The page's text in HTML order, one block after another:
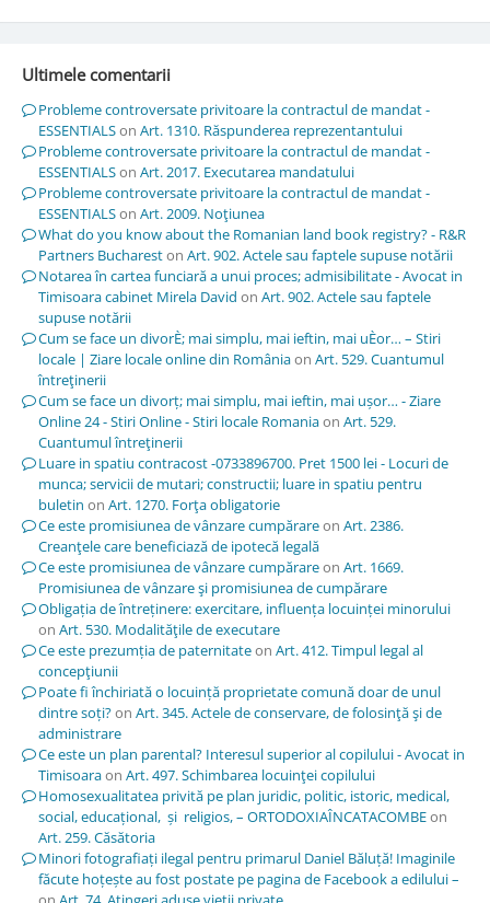
Ultimele comentarii
Probleme controversate privitoare la contractul de mandat -
ESSENTIALSon Art. 1310. Răspunderea reprezentantului
Probleme controversate privitoare la contractul de mandat -
ESSENTIALSon Art. 2017. Executarea mandatului
Probleme controversate privitoare la contractul de mandat -
ESSENTIALSon Art. 2009. Noţiunea
What do you know about the Romanian land book registry? - R&R
Partners Buchareston Art. 902. Actele sau faptele supuse notării
Notarea în cartea funciară a unui proces; admisibilitate - Avocat in
Timisoara cabinet Mirela David on Art. 902. Actele sau faptele
supuse notării
Cum se face un divorÈ; mai simplu, mai ieftin, mai uÈor… – Stiri
locale | Ziare locale online din Româniaon Art. 529. Cuantumul
întreţinerii
Cum se face un divorț; mai simplu, mai ieftin, mai ușor… - Ziare
Online 24 - Stiri Online - Stiri locale Romaniaon Art. 529.
Cuantumul întreţinerii
Luare in spatiu contracost -0733896700. Pret 1500 lei - Locuri de
munca; servicii de mutari; constructii; luare in spatiu pentru
buletin on Art. 1270. Forţa obligatorie
Ce este promisiunea de vânzare cumpărareon Art. 2386.
Creanţele care beneficiază de ipotecă legală
Ce este promisiunea de vânzare cumpărareon Art. 1669.
Promisiunea de vânzare şi promisiunea de cumpărare
Obligația de întreținere: exercitare, influența locuinței minorului
on Art. 530. Modalităţile de executare
Ce este prezumția de paternitateon Art. 412. Timpul legal al
concepţiunii
Poate fi închiriată o locuință proprietate comună doar de unul
dintre soți?on Art. 345. Actele de conservare, de folosinţă şi de
administrare
Ce este un plan parental? Interesul superior al copilului - Avocat in
Timisoaraon Art. 497. Schimbarea locuinţei copilului
Homosexualitatea privită pe plan juridic, politic, istoric, medical,
social, educațional, și religios, – ORTODOXIAÎNCATACOMBEon
Art. 259. Căsătoria
Minori fotografiați ilegal pentru primarul Daniel Băluță! Imaginile
făcute hoțește au fost postate pe pagina de Facebook a edilului –